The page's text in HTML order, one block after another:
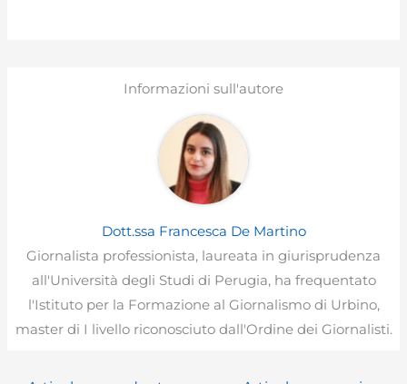
Informazioni sull'autore
Dott.ssa Francesca De Martino
Giornalista professionista, laureata in giurisprudenza
all'Università degli Studi di Perugia, ha frequentato
l'Istituto per la Formazione al Giornalismo di Urbino,
master di I livello riconosciuto dall'Ordine dei Giornalisti.